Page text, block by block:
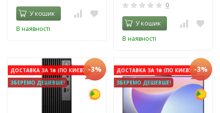
У кошик
В наявності
0
У кошик
В наявності
ДОСТАВКА ЗА 1₴ (ПО КИЄВУ)
ЗБЕРЕМО ДЕШЕВШЕ!
-3%
ДОСТАВКА ЗА 1₴ (ПО КИЄВУ)
ЗБЕРЕМО ДЕШЕВШЕ!
-3%